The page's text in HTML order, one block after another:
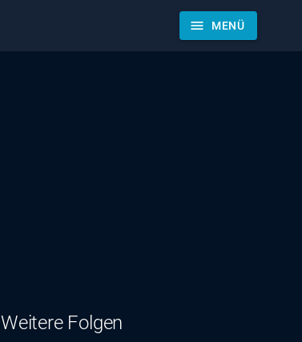
menu MENÜ
Weitere Folgen